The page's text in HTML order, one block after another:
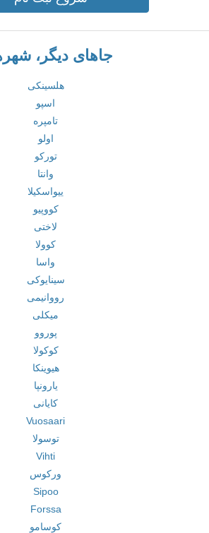
جاهای دیگر،
هلسینکی
اسپو
تامپره
اولو
تورکو
وانتا
ییواسکیلا
کووپیو
لاختی
کوولا
واسا
سینایوکی
رووانیمی
میکلی
پوروو
کوکولا
هیوینکا
یارونپا
کایانی
Vuosaari
توسولا
Vihti
ورکوس
Sipoo
Forssa
کوسامو